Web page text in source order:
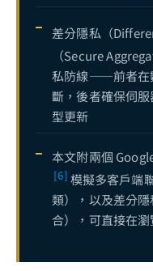
差分隱私（
（Secure
私防線——前者在
斷，後者確保伺
型更新
本文附兩個
[6] 模擬多客戶端
類），以及差分
合），可直接在